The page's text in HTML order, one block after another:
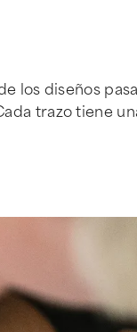
los diseños
trazo tiene